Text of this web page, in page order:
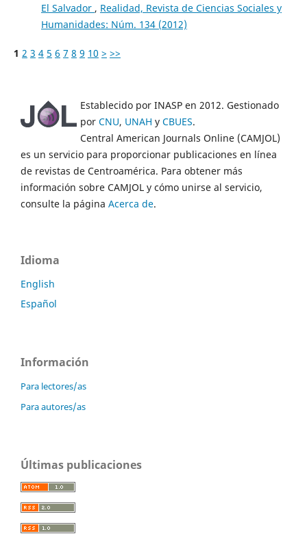
El Salvador , Realidad, Revista de Ciencias Sociales y
Humanidades: Núm. 134 (2012)
1 2 3 4 5 6 7 8 9 10 > >>
Establecido por INASP en 2012. Gestionado
por CNU, UNAH y CBUES.
Central American Journals Online (CAMJOL)
es un servicio para proporcionar publicaciones en línea
de revistas de Centroamérica. Para obtener más
información sobre CAMJOL y cómo unirse al servicio,
consulte la página Acerca de.
Idioma
English
Español
Información
Para lectores/as
Para autores/as
Últimas publicaciones